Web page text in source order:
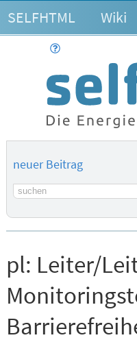
SELFHTML Wiki
neuer Beitrag
Suchbegriff
pl: Leiter/